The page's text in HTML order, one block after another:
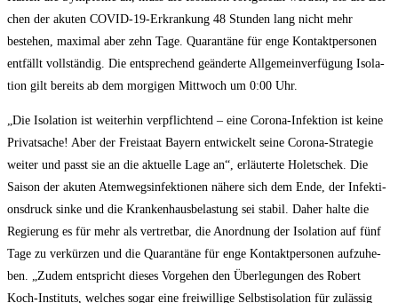
chen der aku­ten COVID-19-Erkran­kung 48 Stun­den lang nicht mehr
bestehen, maxi­mal aber zehn Tage. Qua­ran­tä­ne für enge Kon­takt­per­so­nen
ent­fällt voll­stän­dig. Die ent­spre­chend geän­der­te All­ge­mein­ver­fü­gung Iso­la­
ti­on gilt bereits ab dem mor­gi­gen Mitt­woch um 0:00 Uhr.
„Die Iso­la­ti­on ist wei­ter­hin ver­pflich­tend – eine Coro­na-Infek­ti­on ist kei­ne
Pri­vat­sa­che! Aber der Frei­staat Bay­ern ent­wi­ckelt sei­ne Coro­na-Stra­te­gie
wei­ter und passt sie an die aktu­el­le Lage an“, erläu­ter­te Holet­schek. Die
Sai­son der aku­ten Atem­wegs­in­fek­tio­nen nähe­re sich dem Ende, der Infek­ti­
ons­druck sin­ke und die Kran­ken­haus­be­las­tung sei sta­bil. Daher hal­te die
Regie­rung es für mehr als ver­tret­bar, die Anord­nung der Iso­la­ti­on auf fünf
Tage zu ver­kür­zen und die Qua­ran­tä­ne für enge Kon­takt­per­so­nen auf­zu­he­
ben. „Zudem ent­spricht die­ses Vor­ge­hen den Über­le­gun­gen des Robert
Koch-Insti­tuts, wel­ches sogar eine frei­wil­li­ge Selbst­iso­la­ti­on für zuläs­sig